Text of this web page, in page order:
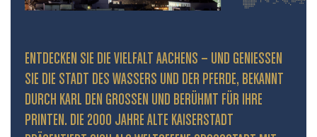
ENTDECKEN SIE DIE VIELFALT AACHENS – UND GENIESSEN S
IE DIE STADT DES WASSERS UND DER PFERDE, BEKANNT D
URCH KARL DEN GROSSEN UND BERÜHMT FÜR IHRE PR
INTEN. DIE 2000 JAHRE ALTE KAISERSTADT PR